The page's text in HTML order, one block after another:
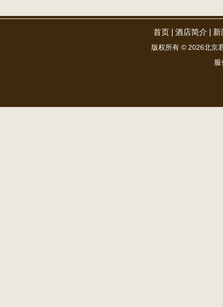
首页 酒店简介 新
版权所有 © 2026北京
服